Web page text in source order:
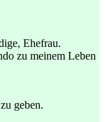
Ehefrau.
zu meinem Leben
geben.